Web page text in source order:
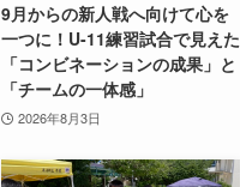
9月からの新人戦へ向けて心を
一つに！U-11練習試合で見えた
「コンビネーションの成果」と
「チームの一体感」
2026年8月3日